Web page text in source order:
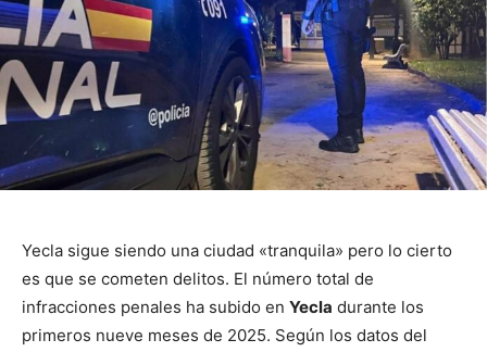
Yecla sigue siendo una ciudad «tranquila» pero lo cierto
es que se cometen delitos. El número total de
infracciones penales ha subido en Yecla durante los
primeros nueve meses de 2025. Según los datos del